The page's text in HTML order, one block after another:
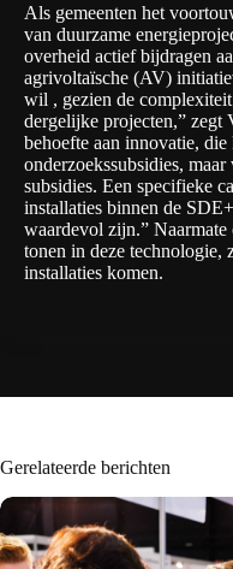
Als gemeenten het
van duurzame
overheid actief bijdragen
agrivoltaïsche (AV)
wil , gezien de
dergelijke projecten,” zegt
behoefte aan innovatie,
onderzoekssubsidies,
subsidies. Een specifieke
installaties binnen de
waardevol zijn.” Naarmate
tonen in deze technologie,
installaties komen.
Gerelateerde berichten